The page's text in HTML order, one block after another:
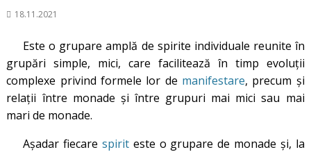
18.11.2021
Este o grupare amplă de spirite individuale reunite în
grupări simple, mici, care facilitează în timp evoluții
complexe privind formele lor de manifestare, precum și
relații între monade și între grupuri mai mici sau mai
mari de monade.
Așadar fiecarespirit este o grupare de monade și, la